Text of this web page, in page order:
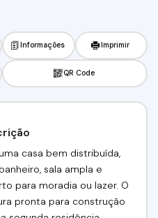
Informações Imprimir
QR Code
casa bem distribuída,
sala ampla e
para moradia ou lazer. O
pronta para construção